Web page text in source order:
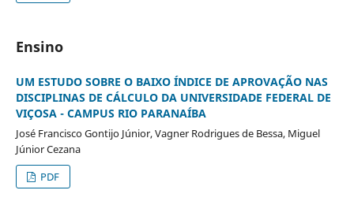
Ensino
UM ESTUDO SOBRE O BAIXO ÍNDICE DE APROVAÇÃO NAS
DISCIPLINAS DE CÁLCULO DA UNIVERSIDADE FEDERAL DE
VIÇOSA - CAMPUS RIO PARANAÍBA
José Francisco Gontijo Júnior, Vagner Rodrigues de Bessa, Miguel
Júnior Cezana
PDF